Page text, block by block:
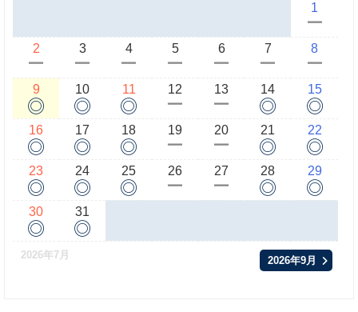
1
ー
2
ー
3
ー
4
ー
5
ー
6
ー
7
ー
8
ー
9
◎
10
◎
11
◎
12
ー
13
ー
14
◎
15
◎
16
◎
17
◎
18
◎
19
ー
20
ー
21
◎
22
◎
23
◎
24
◎
25
◎
26
ー
27
ー
28
◎
29
◎
30
◎
31
◎
2026年7月 2026年9月